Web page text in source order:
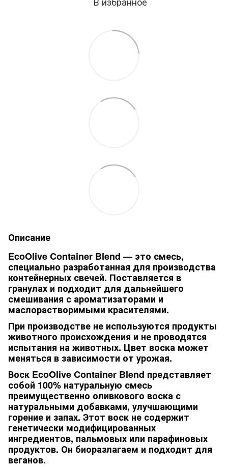
Описание
EcoOlive Container Blend— это смесь,
специально разработанная для производства
контейнерных свечей. Поставляется в
гранулах и подходит для дальнейшего
смешивания с ароматизаторами и
маслорастворимыми красителями.
При производстве не используются продукты
животного происхождения и не проводятся
испытания на животных. Цвет воска может
меняться в зависимости от урожая.
Воск EcoOlive Container Blend представляет
собой 100% натуральную смесь
преимущественно оливкового воска с
натуральными добавками, улучшающими
горение и запах. Этот воск не содержит
генетически модифицированных
ингредиентов, пальмовых или парафиновых
продуктов. Он биоразлагаем и подходит для
веганов.